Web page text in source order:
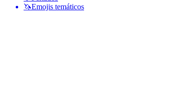
🦄Emojis temáticos